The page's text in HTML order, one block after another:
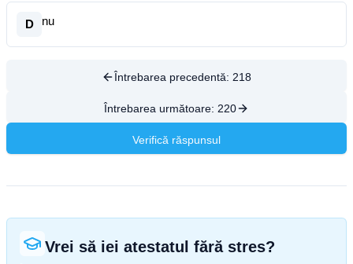
D nu
Întrebarea precedentă: 218
Întrebarea următoare: 220
Verifică răspunsul
Vrei să iei atestatul fără stres?